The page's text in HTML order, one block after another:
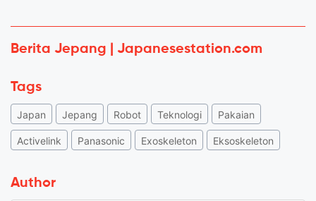
Berita Jepang | Japanesestation.com
Tags
Japan Jepang Robot Teknologi Pakaian
Activelink Panasonic Exoskeleton Eksoskeleton
Author